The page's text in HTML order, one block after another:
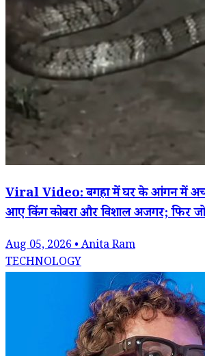
Viral Video: बगहा में घर के आंगन में
आए किंग कोबरा और विशाल अजगर; फिर
Aug 05, 2026 • Anita Ram
TECHNOLOGY